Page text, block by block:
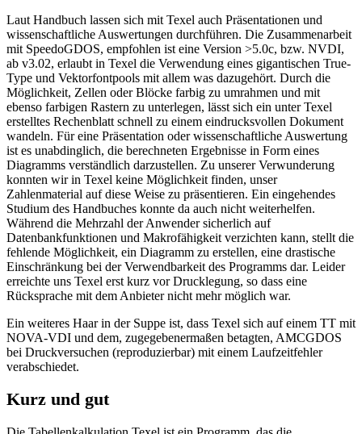
Laut Handbuch lassen sich mit Texel auch Präsentationen und
wissenschaftliche Auswertungen durchführen. Die Zusammenarbeit
mit SpeedoGDOS, empfohlen ist eine Version >5.0c, bzw. NVDI,
ab v3.02, erlaubt in Texel die Verwendung eines gigantischen True-
Type und Vektorfontpools mit allem was dazugehört. Durch die
Möglichkeit, Zellen oder Blöcke farbig zu umrahmen und mit
ebenso farbigen Rastern zu unterlegen, lässt sich ein unter Texel
erstelltes Rechenblatt schnell zu einem eindrucksvollen Dokument
wandeln. Für eine Präsentation oder wissenschaftliche Auswertung
ist es unabdinglich, die berechneten Ergebnisse in Form eines
Diagramms verständlich darzustellen. Zu unserer Verwunderung
konnten wir in Texel keine Möglichkeit finden, unser
Zahlenmaterial auf diese Weise zu präsentieren. Ein eingehendes
Studium des Handbuches konnte da auch nicht weiterhelfen.
Während die Mehrzahl der Anwender sicherlich auf
Datenbankfunktionen und Makrofähigkeit verzichten kann, stellt die
fehlende Möglichkeit, ein Diagramm zu erstellen, eine drastische
Einschränkung bei der Verwendbarkeit des Programms dar. Leider
erreichte uns Texel erst kurz vor Drucklegung, so dass eine
Rücksprache mit dem Anbieter nicht mehr möglich war.
Ein weiteres Haar in der Suppe ist, dass Texel sich auf einem TT mit
NOVA-VDI und dem, zugegebenermaßen betagten, AMCGDOS
bei Druckversuchen (reproduzierbar) mit einem Laufzeitfehler
verabschiedet.
Kurz und gut